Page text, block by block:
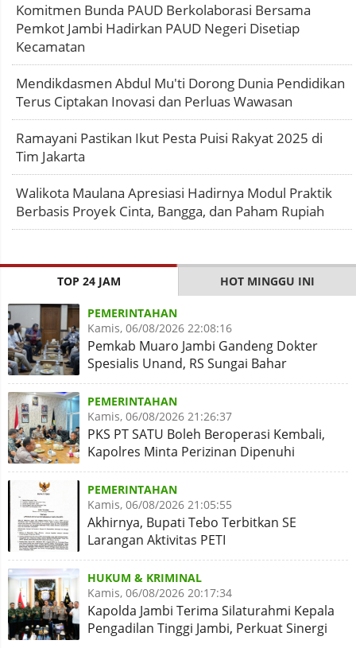
Komitmen Bunda PAUD Berkolaborasi Bersama
Pemkot Jambi Hadirkan PAUD Negeri Disetiap
Kecamatan
Mendikdasmen Abdul Mu'ti Dorong Dunia Pendidikan
Terus Ciptakan Inovasi dan Perluas Wawasan
Ramayani Pastikan Ikut Pesta Puisi Rakyat 2025 di
Tim Jakarta
Walikota Maulana Apresiasi Hadirnya Modul Praktik
Berbasis Proyek Cinta, Bangga, dan Paham Rupiah
TOP 24 JAM HOT MINGGU INI
PEMERINTAHAN
Kamis, 06/08/2026 22:08:16
Pemkab Muaro Jambi Gandeng Dokter
Spesialis Unand, RS Sungai Bahar
Disiapkan Naik Kelas
PEMERINTAHAN
Kamis, 06/08/2026 21:26:37
PKS PT SATU Boleh Beroperasi Kembali,
Kapolres Minta Perizinan Dipenuhi
PEMERINTAHAN
Kamis, 06/08/2026 21:05:55
Akhirnya, Bupati Tebo Terbitkan SE
Larangan Aktivitas PETI
HUKUM & KRIMINAL
Kamis, 06/08/2026 20:17:34
Kapolda Jambi Terima Silaturahmi Kepala
Pengadilan Tinggi Jambi, Perkuat Sinergi